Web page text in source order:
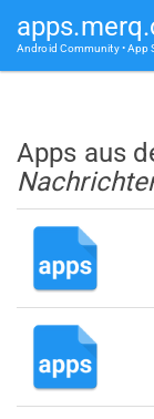
Android Community • App
Apps aus